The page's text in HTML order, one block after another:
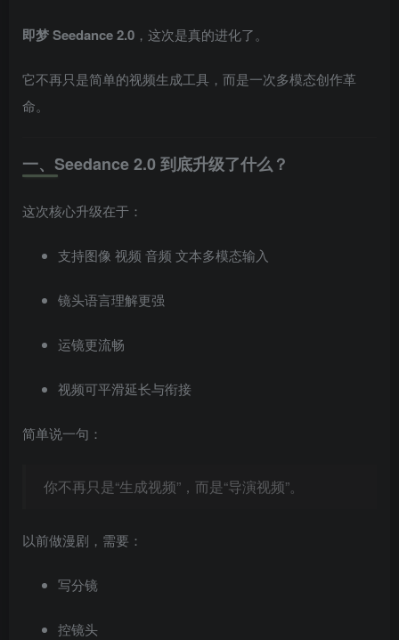
即梦 Seedance 2.0 ，这次是真的进化了。
它不再只是简单的视频生成工具，而是一次多模态创作革
命。
一、Seedance 2.0 到底升级了什么？
这次核心升级在于：
支持图像 视频 音频 文本多模态输入
镜头语言理解更强
运镜更流畅
视频可平滑延长与衔接
简单说一句：
你不再只是“生成视频”，而是“导演视频”。
以前做漫剧，需要：
写分镜
控镜头